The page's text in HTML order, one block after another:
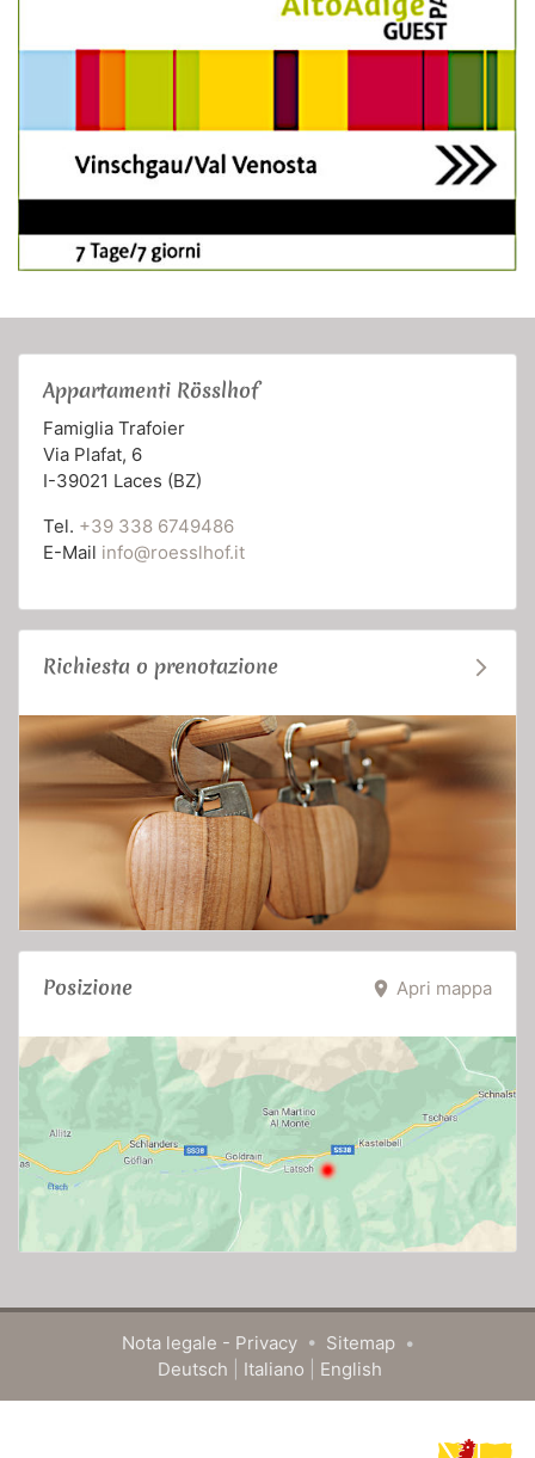
Appartamenti Rösslhof
Famiglia Trafoier
Via Plafat, 6
I-39021 Laces (BZ)
Tel. +39 338 6749486
E-Mail info@roesslhof.it
arrow_forward_ios
Richiesta o prenotazione
room Apri mappa
Posizione
Nota legale - Privacy• Sitemap•
Deutsch
Italiano English